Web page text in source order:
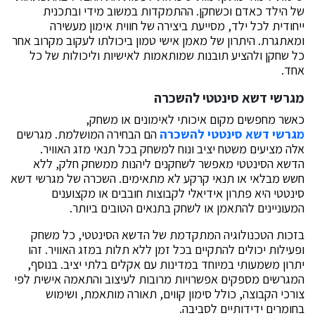
של הילד כאדם וכשחקן. ההתמקדות במשוב מידי ובתכנית
ייחודית לכל ילד, מסייעת ביצירה של חווית אימון מעשירה
ומאתגרת. היתרון של מאמן אישי טמון ביכולתו לעקוב מקרוב אחר
כל שחקן ולהציע תובנות שמותאמות לאישיות וליכולות של כל
אחד.
מגרשי דשא סינטטי להשכרה
כאשר מחפשים מקום איכותי לאימונים או משחק,
מגרשי דשא סינטטי להשכרה הם הבחירה המושלמת. מגרשים
אלה מציעים משטח יציב ונוח למשחק בכל תנאי מזג האוויר.
הדשא הסינטטי מאפשר לשחקנים ליהנות ממשחק חלק, ללא
חשש מבלאי או תנאי קרקע לא מתאימים. השכרה של מגרשי דשא
סינטטי היא פתרון אידיאלי לקבוצות חובבים או מקצוענים
המעוניינים להתאמן או לשחק בתנאים הטובים ביותר.
בזכות הטכנולוגיה המתקדמת של הדשא הסינטטי, כל משחק
ופעילות יכולים להתקיים בכל זמן ללא תלות במזג האוויר. זהו
יתרון משמעותי במיוחד במדינות עם אקלים בלתי יציב. בנוסף,
המגרשים מספקים אפשרויות מרובות לעיצוב והתאמה אישית לפי
צורכי הקבוצה, כולל סימון קווים, תאורה מותאמת, ושימוש
בחומרים ידידותיים לסביבה.